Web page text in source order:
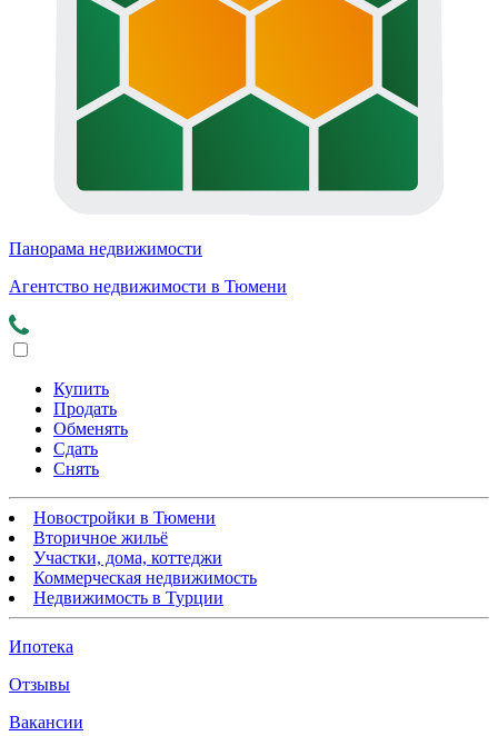
Панорама недвижимости
Агентство недвижимости в Тюмени
Купить
Продать
Обменять
Сдать
Снять
Новостройки в Тюмени
Вторичное жильё
Участки, дома, коттеджи
Коммерческая недвижимость
Недвижимость в Турции
Ипотека
Отзывы
Вакансии